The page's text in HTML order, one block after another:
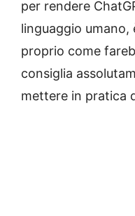
per rendere
linguaggio
proprio come
consiglia
mettere in pratica